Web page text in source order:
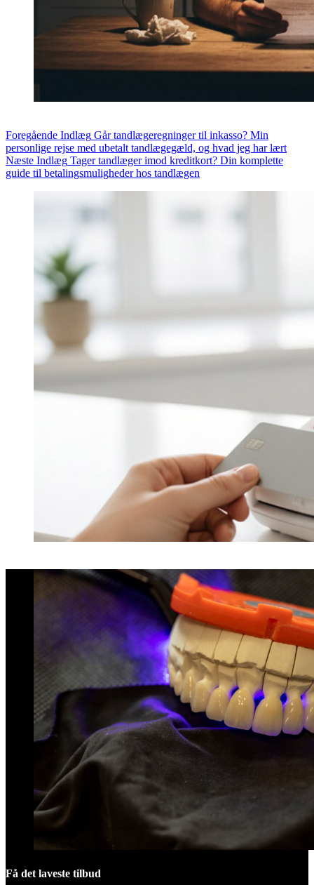
Foregående Indlæg Går tandlægeregninger til inkasso? Min
personlige rejse med ubetalt tandlægegæld, og hvad jeg har lært
Næste Indlæg Tager tandlæger imod kreditkort? Din komplette
guide til betalingsmuligheder hos tandlægen
Få det laveste tilbud